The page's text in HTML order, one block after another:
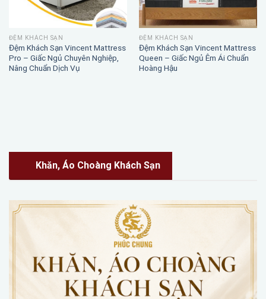
ĐỆM KHÁCH SẠN
Đệm Khách Sạn Vincent Mattress
Pro – Giấc Ngủ Chuyên Nghiệp,
Nâng Chuẩn Dịch Vụ
ĐỆM KHÁCH SẠN
Đệm Khách Sạn Vincent Mattress
Queen – Giấc Ngủ Êm Ái Chuẩn
Hoàng Hậu
Khăn, Áo Choàng Khách Sạn